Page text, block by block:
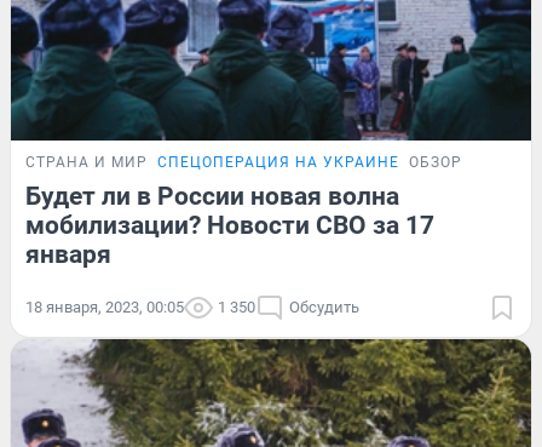
СТРАНА И МИР СПЕЦОПЕРАЦИЯ НА УКРАИНЕ ОБЗОР
Будет ли в России новая волна
мобилизации? Новости СВО за 17
января
18 января, 2023, 00:05 1 350 Обсудить